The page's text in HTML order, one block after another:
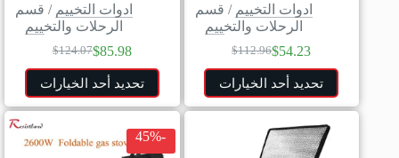
ادوات التخييم / قسم
الرحلات والتخييم
$112.96$54.23
تحديد أحد الخيارات
ادوات التخييم / قسم
الرحلات والتخييم
$124.07$85.98
تحديد أحد الخيارات
-45%